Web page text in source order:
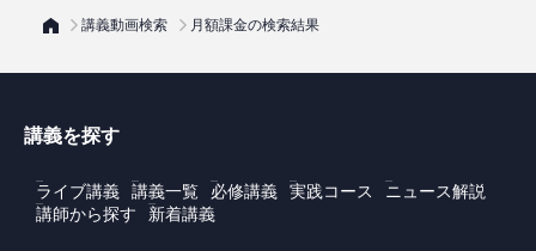
講義動画検索 月額課金の検索結果
講義を探す
ライブ講義 講義一覧 必修講義 実践コース
ニュース解説
講師から探す
新着講義